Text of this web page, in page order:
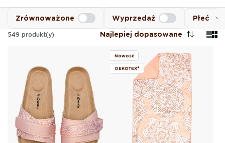
Płeć
Zrównoważone Wyprzedaż
549 produkt(y) Najlepiej dopasowane
Nowość
OEKOTEX®